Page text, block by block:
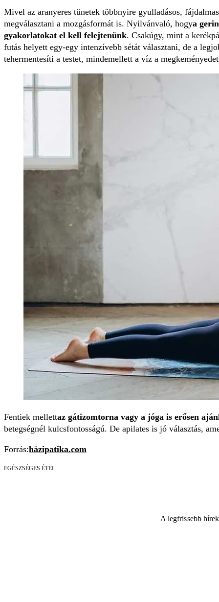
Mivel az aranyeres tünetek többnyire gyulladásos,
megválasztani a mozgásformát is. Nyilvánvaló, hogya
gyakorlatokat el kell felejtenünk. Csakúgy, mint a
futás helyett egy-egy intenzívebb sétát választani, de a
tehermentesíti a testet, mindemellett a víz a
Fentiek mellettaz gátizomtorna vagy a jóga is erősen
betegségnél kulcsfontosságú. De apilates is jó választás,
Forrás:házipatika.com
EGÉSZSÉGES ÉTEL
A legfrissebb